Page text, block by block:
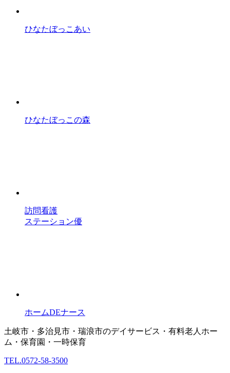
ひなたぼっこあい
ひなたぼっこの森
訪問看護
ステーション優
ホームDEナース
土岐市・多治見市・瑞浪市のデイサービス・有料老人ホー
ム・保育園・一時保育
TEL.0572-58-3500